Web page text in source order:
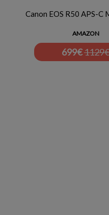
Canon EOS R50 APS-
AMAZON
699€